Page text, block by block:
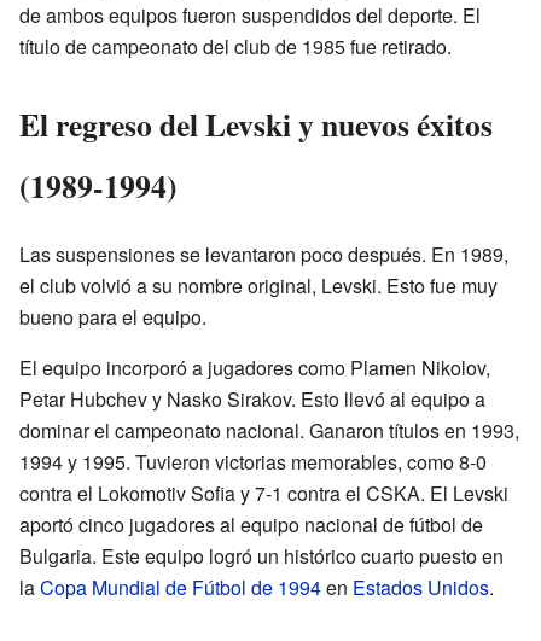
de ambos equipos fueron suspendidos del deporte. El
título de campeonato del club de 1985 fue retirado.
El regreso del Levski y nuevos éxitos
(1989-1994)
Las suspensiones se levantaron poco después. En 1989,
el club volvió a su nombre original, Levski. Esto fue muy
bueno para el equipo.
El equipo incorporó a jugadores como Plamen Nikolov,
Petar Hubchev y Nasko Sirakov. Esto llevó al equipo a
dominar el campeonato nacional. Ganaron títulos en 1993,
1994 y 1995. Tuvieron victorias memorables, como 8-0
contra el Lokomotiv Sofia y 7-1 contra el CSKA. El Levski
aportó cinco jugadores al equipo nacional de fútbol de
Bulgaria. Este equipo logró un histórico cuarto puesto en
laCopa Mundial de Fútbol de 1994en Estados Unidos.